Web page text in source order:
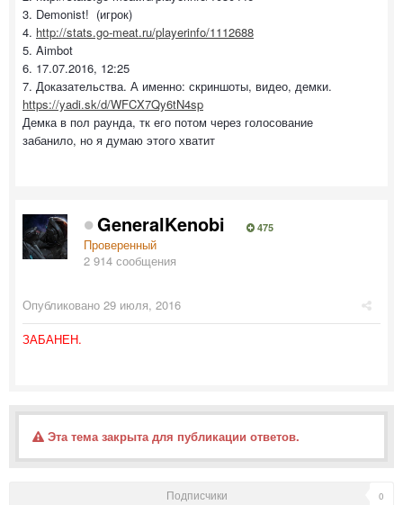
3. Demonist! (игрок)
4. http://stats.go-meat.ru/playerinfo/1112688
5. Aimbot
6. 17.07.2016, 12:25
7. Доказательства. А именно: скриншоты, видео, демки.
https://yadi.sk/d/WFCX7Qy6tN4sp
Демка в пол раунда, тк его потом через голосование
забанило, но я думаю этого хватит
GeneralKenobi 475
Проверенный
2 914 сообщения
Опубликовано 29 июля, 2016
ЗАБАНЕН.
Эта тема закрыта для публикации ответов.
Подписчики 0